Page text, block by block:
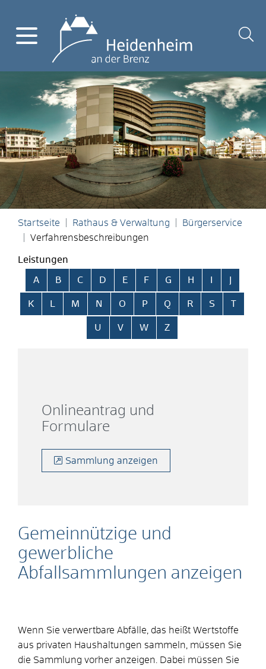
Startseite Rathaus & Verwaltung
Bürgerservice
Verfahrensbeschreibungen
Leistungen
Alphabetisches Register überspringen
A B C D E F G H
K L M N O P Q R S T
U V W Z
Gemeinnützige und
gewerbliche
Abfallsammlungen anzeigen
Wenn Sie verwertbare Abfälle, das heißt Wertstoffe
aus privaten Haushaltungen sammeln, müssen Sie
die Sammlung vorher anzeigen. Dabei müssen Sie
Onlineantrag und
Formulare
Sammlung anzeigen